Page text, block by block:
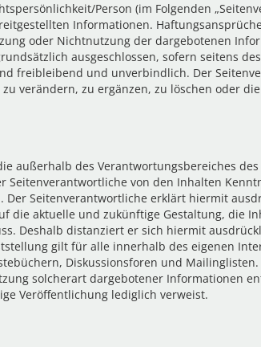
Person (im Folgenden
Informationen.
oder Nichtnutzung der dargebotenen
ausgeschlossen, sofern seitens
freibleibend und unverbindlich. Der
verändern, zu ergänzen, zu löschen oder
außerhalb des Verantwortungsbereiches
von den Inhalten
Seitenverantwortliche erklärt hiermit
die aktuelle und zukünftige Gestaltung, die
Deshalb distanziert er sich hiermit
gilt für alle innerhalb des eigenen
Diskussionsforen und
solcherart dargebotener Informationen
Veröffentlichung lediglich verweist.